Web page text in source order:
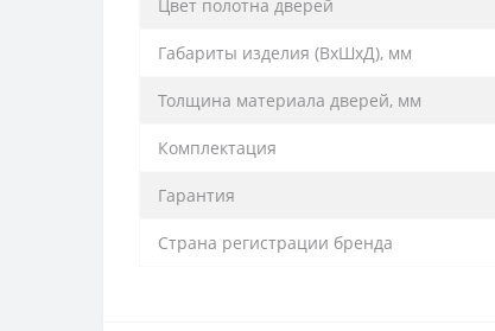
Цвет полотна дверей
Габариты изделия (ВхШхД), мм
Толщина материала дверей, мм
Комплектация
Гарантия
Страна регистрации бренда